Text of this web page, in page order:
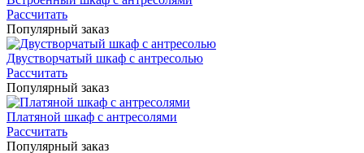
Рассчитать
Популярный заказ
Двустворчатый шкаф с антресолью
Рассчитать
Популярный заказ
Платяной шкаф с антресолями
Рассчитать
Популярный заказ